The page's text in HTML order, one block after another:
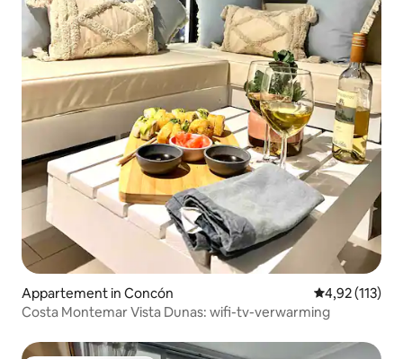
Appartement in Concón Gemiddelde
4,92 (113)
Costa Montemar Vista Dunas: wifi-tv-verwarming